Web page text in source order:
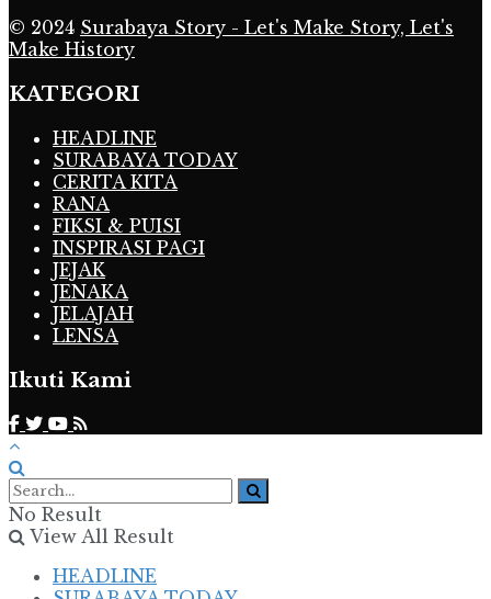
© 2024 Surabaya Story - Let's Make Story, Let's
Make History
KATEGORI
HEADLINE
SURABAYA TODAY
CERITA KITA
RANA
FIKSI & PUISI
INSPIRASI PAGI
JEJAK
JENAKA
JELAJAH
LENSA
Ikuti Kami
No Result
View All Result
HEADLINE